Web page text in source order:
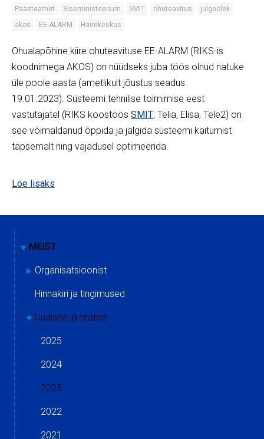
Päästeamet
Siseministeerium SMIT ohuteavitus
julgeolek
akos
EE-ALARM Häirekeskus
Ohualapõhine kiire ohuteavituse EE-ALARM (RIKS-is
koodnimega AKOS) on nüüdseks juba töös olnud natuke
üle poole aasta (ametlikult jõustus seadus
19.01.2023). Süsteemi tehnilise toimimise eest
vastutajatel (RIKS koostöös SMIT, Telia, Elisa, Tele2) on
see võimaldanud õppida ja jälgida süsteemi käitumist
täpsemalt ning vajadusel optimeerida.
Loe lisaks
MEIST
Organisatsioonist
Hinnakiri ja tingimused
Uudised ja teated
2025
2024
2023
2022
2021